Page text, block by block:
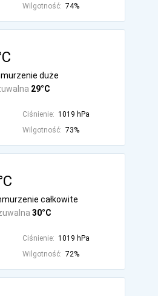
Wilgotność: 74%
29°C
duże
Ciśnienie: 1019 hPa
Wilgotność: 73%
30°C
całkowite
Ciśnienie: 1019 hPa
Wilgotność: 72%